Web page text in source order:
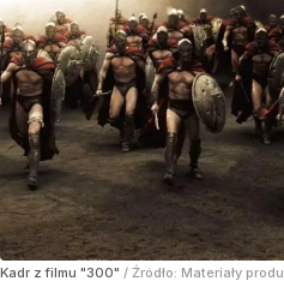
Kadr z filmu "300" / Źródło: Materiały